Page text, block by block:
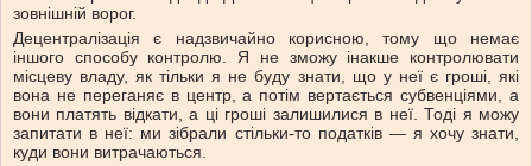
зовнішній ворог.
Децентралізація є надзвичайно корисною, тому що немає
іншого способу контролю. Я не зможу інакше контролювати
місцеву владу, як тільки я не буду знати, що у неї є гроші, які
вона не переганяє в центр, а потім вертається субвенціями, а
вони платять відкати, а ці гроші залишилися в неї. Тоді я можу
запитати в неї: ми зібрали стільки-то податків — я хочу знати,
куди вони витрачаються.